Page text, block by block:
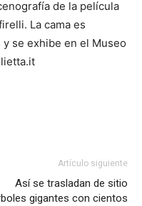
de la película
La cama es
se exhibe en el Museo
Artículo siguiente
Así se trasladan de sitio
gigantes con cientos